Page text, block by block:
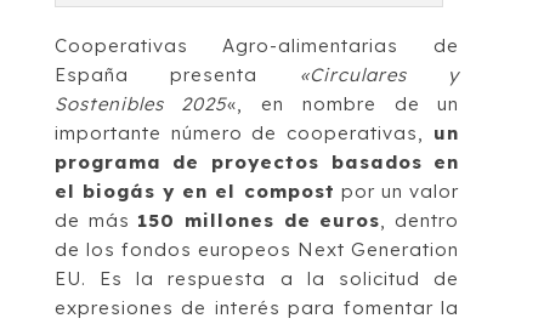
Cooperativas Agro-alimentarias de
España presenta «Circulares y
Sostenibles 2025«, en nombre de un
importante número de cooperativas, un
programa de proyectos basados en
el biogás y en el compost por un valor
de más 150 millones de euros, dentro
de los fondos europeos Next Generation
EU. Es la respuesta a la solicitud de
expresiones de interés para fomentar la